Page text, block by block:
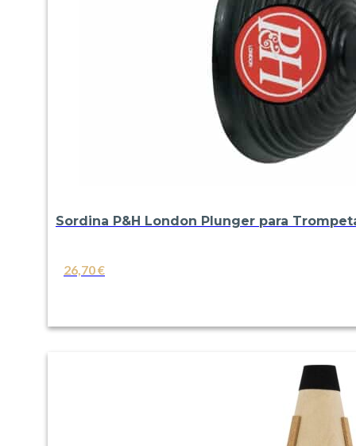
Sordina P&H London Plunger para
26,70€